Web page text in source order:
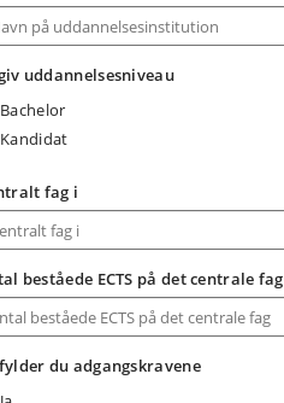
uddannelsesniveau
Bachelor
Kandidat
fag i
beståede ECTS på det centrale fag
du adgangskravene